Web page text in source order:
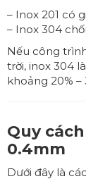
– Inox 201 có
– Inox 304
Nếu công
trời, inox 304
khoảng 20% –
Quy
0.4mm
Dưới đây là